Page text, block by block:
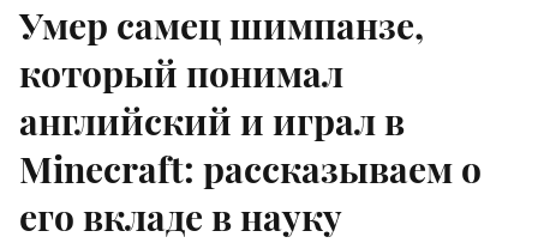
Умер самец шимпанзе,
который понимал
английский и играл в
Minecraft: рассказываем о
его вкладе в науку